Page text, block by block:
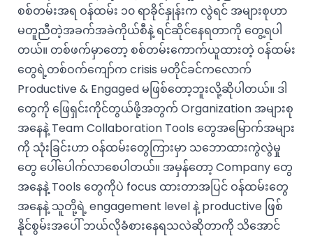
စစ်တမ်းအရ ဝန်ထမ်း ၁၀ ရာခိုင်နှုန်းက လွဲရင် အများစုဟာ
မတူညီတဲ့အခက်အခဲ​ကိုယ်စီနဲ့ ရင်ဆိုင်နေရတာကို တွေ့ရပါ
တယ်။ တစ်ဖက်မှာတော့ စစ်တမ်းကောက်ယူထားတဲ့ ဝန်ထမ်း
တွေရဲ့တစ်ဝက်ကျော်က crisis မတိုင်ခင်ကလောက်
Productive & Engaged မဖြစ်တော့ဘူးလို့ဆိုပါတယ်။ ဒါ
တွေကို ဖြေရှင်းကိုင်တွယ်ဖို့အတွက် Organization အများစု
အနေနဲ့ Team Collaboration Tools တွေအမြောက်အများ
ကို သုံးခြင်းဟာ ဝန်ထမ်းတွေကြားမှာ သဘောထားကွဲလွဲမှု
တွေ ပေါ်ပေါက်လာစေပါတယ်။ အမှန်တော့ Company တွေ
အနေနဲ့ Tools တွေကိုပဲ focus ထားတာအပြင် ဝန်ထမ်းတွေ
အနေနဲ့ သူတို့ရဲ့ engagement level နဲ့ productive ဖြစ်
နိုင်စွမ်းအပေါ် ဘယ်လိုခံစားနေရသလဲဆိုတာကို သိအောင်